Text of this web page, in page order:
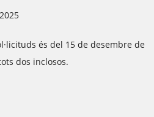
és del 15 de desembre de
dos inclosos.